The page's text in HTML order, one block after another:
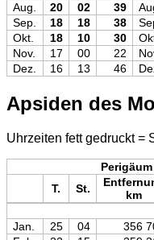
Aug.
20 02 39
Sep.
18 18 38
Okt.
18 10 30
Nov.
17 00 22
Dez.
16 13 46
Apsiden des
Uhrzeiten fett gedruckt =
Perigäum
T.
St.
km
Jan.
25 04 356